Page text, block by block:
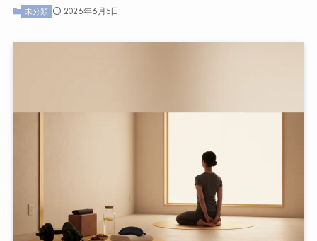
未分類 2026年6月5日